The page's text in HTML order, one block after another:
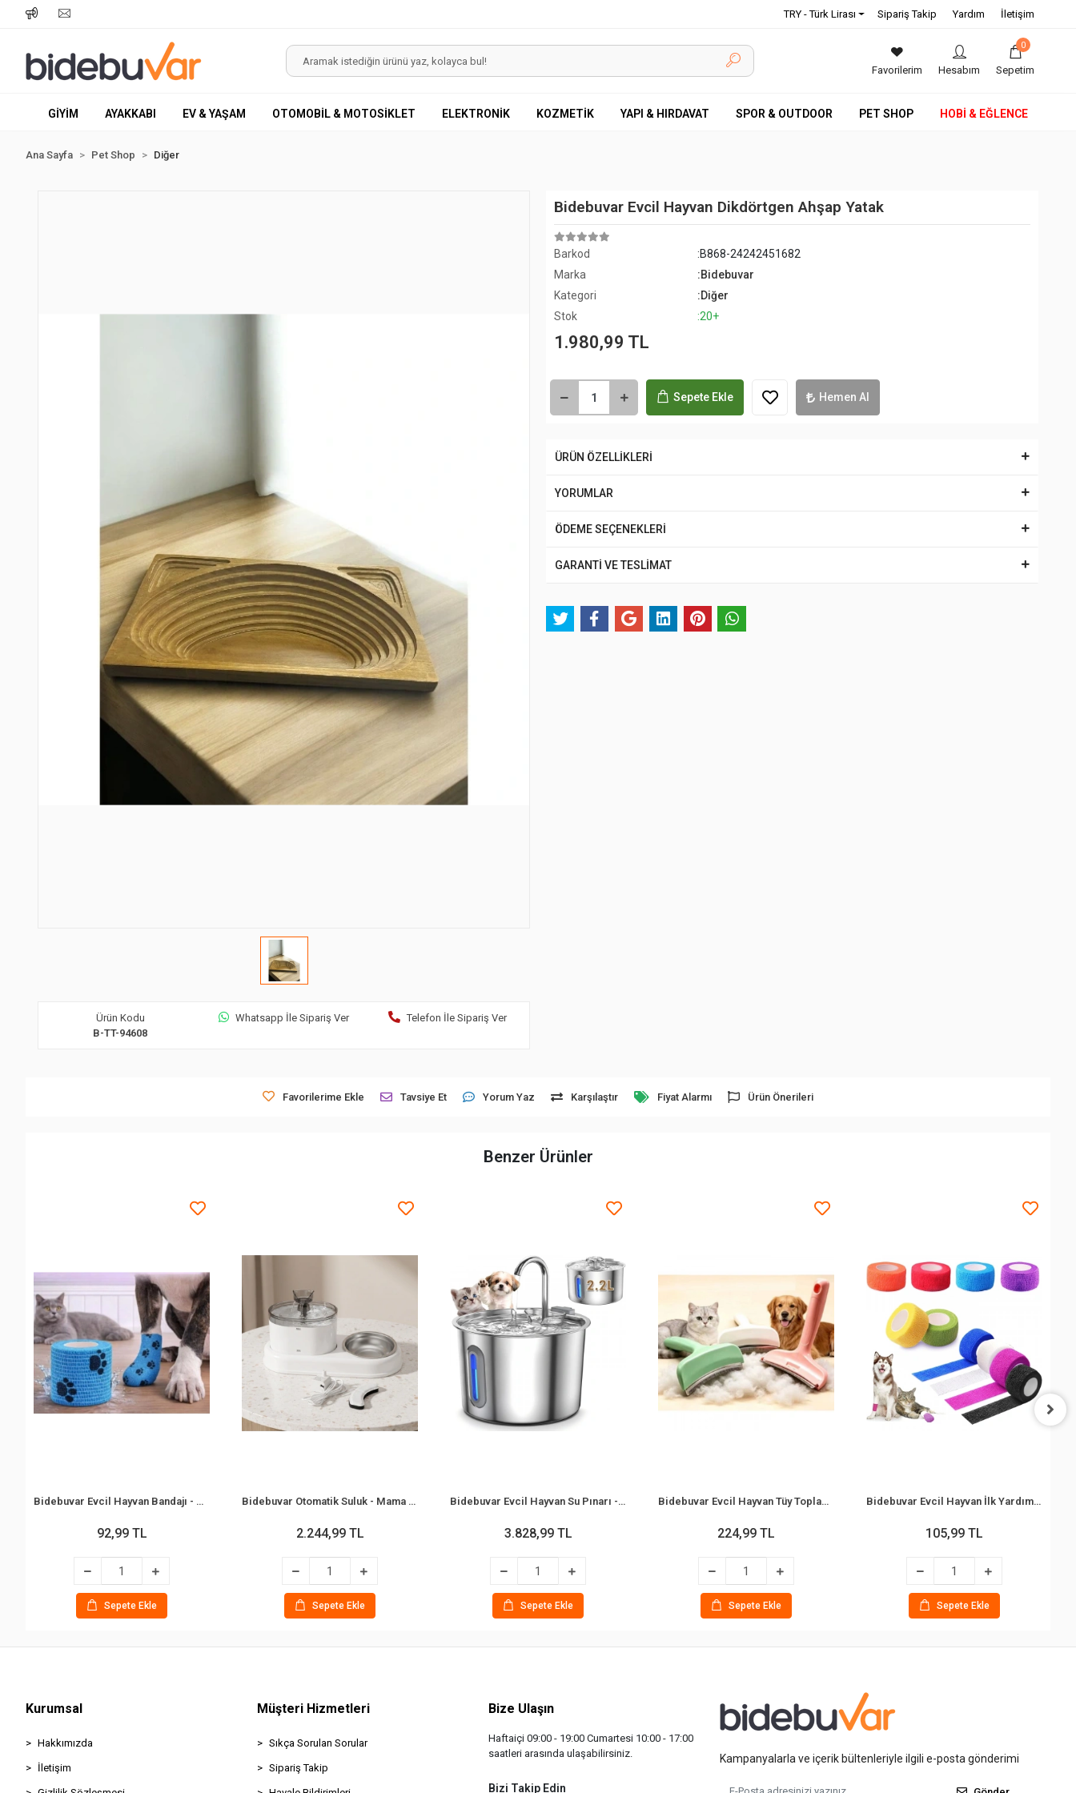
TRY - Türk Lirası Sipariş Takip Yardım İletişim
Favorilerim Hesabım
0
Sepetim
GİYİM AYAKKABI EV & YAŞAM OTOMOBİL & MOTOSİKLET ELEKTRONİK KOZMETİK YAPI & HIRDAVAT SPOR & OUTDOOR PET SHOP HOBİ & EĞLENCE
Ana Sayfa Pet Shop Diğer
Ürün Kodu
B-TT-94608
Whatsapp İle Sipariş Ver Telefon İle Sipariş Ver
Bidebuvar Evcil Hayvan Dikdörtgen Ahşap Yatak
Barkod
:B868-24242451682
Marka
:Bidebuvar
Kategori
:Diğer
Stok
:20+
1.980,99 TL
Sepete Ekle Hemen Al
ÜRÜN ÖZELLİKLERİ
YORUMLAR
ÖDEME SEÇENEKLERİ
GARANTİ VE TESLİMAT
Favorilerime Ekle Tavsiye Et Yorum Yaz Karşılaştır Fiyat Alarmı Ürün Önerileri
Benzer Ürünler
Bidebuvar Evcil Hayvan Bandajı - Pati Desenli - Esnek - Suya Dayanıklı - 7x4 cm
92,99 TL
Sepete Ekle
Bidebuvar Otomatik Suluk - Mama Kabı Hazneli - Evcil Hayvan Su Pınarı
2.244,99 TL
Sepete Ekle
Bidebuvar Evcil Hayvan Su Pınarı - Paslanmaz Çelik - 2.2 Litre Kapasite
3.828,99 TL
Sepete Ekle
Bidebuvar Evcil Hayvan Tüy Toplama Tarağı - Metal Uçlu - Paslanmaz Çelik
224,99 TL
Sepete Ekle
Bidebuvar Evcil Hayvan İlk Yardım Bandajı - Kendinden Yapışkanlı (5 cm x 4.5 m)
105,99 TL
Sepete Ekle
Kurumsal
Hakkımızda
İletişim
Müşteri Hizmetleri
Sıkça Sorulan Sorular
Sipariş Takip
Bize Ulaşın
Haftaiçi 09:00 - 19:00 Cumartesi 10:00 - 17:00
saatleri arasında ulaşabilirsiniz.
Bizi Takip Edin
Kampanyalarla ve içerik bültenleriyle ilgili e-posta gönderimi